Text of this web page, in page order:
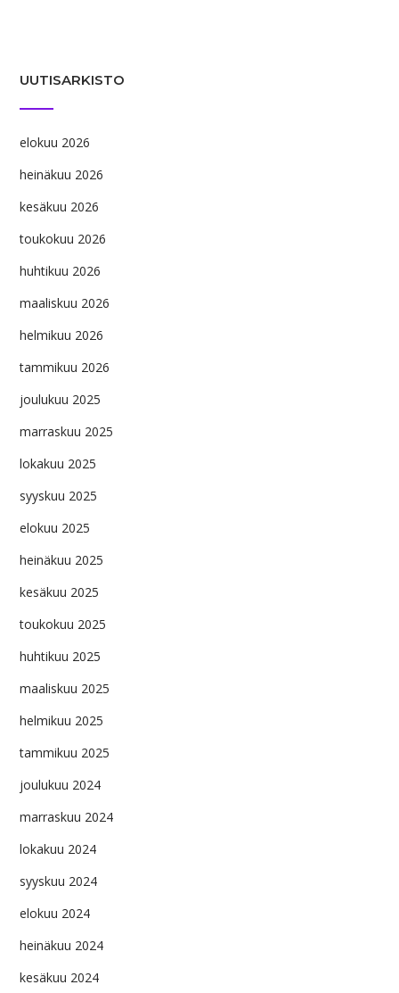
UUTISARKISTO
elokuu 2026
heinäkuu 2026
kesäkuu 2026
toukokuu 2026
huhtikuu 2026
maaliskuu 2026
helmikuu 2026
tammikuu 2026
joulukuu 2025
marraskuu 2025
lokakuu 2025
syyskuu 2025
elokuu 2025
heinäkuu 2025
kesäkuu 2025
toukokuu 2025
huhtikuu 2025
maaliskuu 2025
helmikuu 2025
tammikuu 2025
joulukuu 2024
marraskuu 2024
lokakuu 2024
syyskuu 2024
elokuu 2024
heinäkuu 2024
kesäkuu 2024